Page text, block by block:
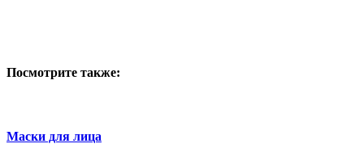
Посмотрите также:
Маски для лица